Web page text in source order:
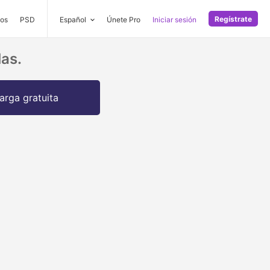
PSD Español Únete Pro Iniciar sesión Regístrate
gratuita